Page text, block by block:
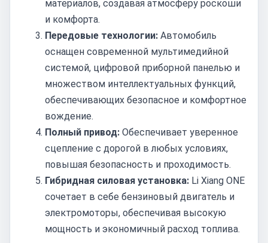
материалов, создавая атмосферу роскоши
и комфорта.
Передовые технологии: Автомобиль
оснащен современной мультимедийной
системой, цифровой приборной панелью и
множеством интеллектуальных функций,
обеспечивающих безопасное и комфортное
вождение.
Полный привод: Обеспечивает уверенное
сцепление с дорогой в любых условиях,
повышая безопасность и проходимость.
Гибридная силовая установка: Li Xiang ONE
сочетает в себе бензиновый двигатель и
электромоторы, обеспечивая высокую
мощность и экономичный расход топлива.